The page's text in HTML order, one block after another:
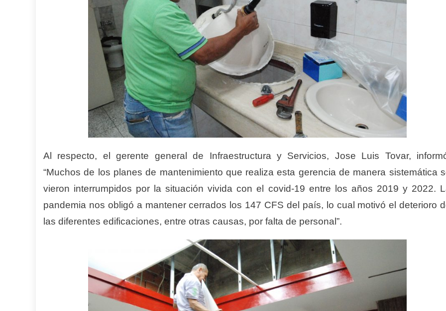
Al respecto, el gerente general de Infraestructura y Servicios, Jose Luis Tovar,
“Muchos de los planes de mantenimiento que realiza esta gerencia de manera sistemática
vieron interrumpidos por la situación vivida con el covid-19 entre los años 2019 y 2022.
pandemia nos obligó a mantener cerrados los 147 CFS del país, lo cual motivó el deterioro
las diferentes edificaciones, entre otras causas, por falta de personal”.